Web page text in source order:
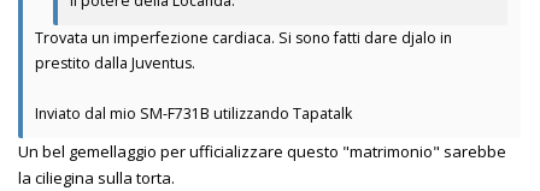
Trovata un imperfezione cardiaca. Si sono fatti dare djalo in
prestito dalla Juventus.
Inviato dal mio SM-F731B utilizzando Tapatalk
Un bel gemellaggio per ufficializzare questo "matrimonio" sarebbe
la ciliegina sulla torta.